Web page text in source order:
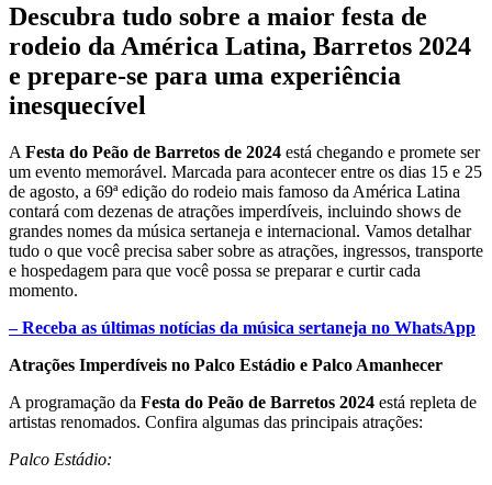
Descubra tudo sobre a maior festa de
rodeio da América Latina, Barretos 2024
e prepare-se para uma experiência
inesquecível
A Festa do Peão de Barretos de 2024 está chegando e promete ser
um evento memorável. Marcada para acontecer entre os dias 15 e 25
de agosto, a 69ª edição do rodeio mais famoso da América Latina
contará com dezenas de atrações imperdíveis, incluindo shows de
grandes nomes da música sertaneja e internacional. Vamos detalhar
tudo o que você precisa saber sobre as atrações, ingressos, transporte
e hospedagem para que você possa se preparar e curtir cada
momento.
– Receba as últimas notícias da música sertaneja no WhatsApp
Atrações Imperdíveis no Palco Estádio e Palco Amanhecer
A programação da Festa do Peão de Barretos 2024 está repleta de
artistas renomados. Confira algumas das principais atrações:
Palco Estádio: